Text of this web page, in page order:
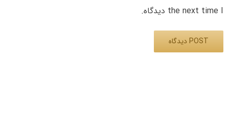
the next time I دیدگاه.